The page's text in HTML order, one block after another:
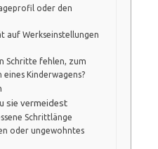
oder den
auf Werkseinstellungen
Schritte fehlen, zum
eines Kinderwagens?
sie vermeidest
Schrittlänge
oder ungewohntes